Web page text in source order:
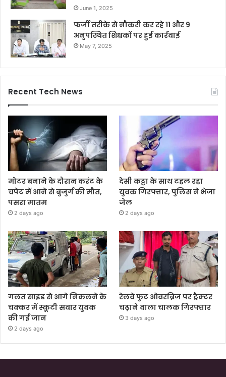
June 1, 2025
फर्जी तरीके से नौकरी कर रहे 11 और 9
अनुपस्थित शिक्षकों पर हुई कार्रवाई
May 7, 2025
Recent Tech News
मोटर बनाने के दौरान करंट के
चपेट में आने से बुजुर्ग की मौत,
पसरा मातम
2 days ago
देसी कट्टा के साथ टहल रहा
युवक गिरफ्तार, पुलिस ने भेजा
जेल
2 days ago
गलत साइड से आगे निकलने के
चक्कर में स्कूटी सवार युवक
की गई जान
2 days ago
रेलवे फुट ओवरब्रिज पर ट्रैक्टर
चढ़ाने वाला चालक गिरफ्तार
3 days ago